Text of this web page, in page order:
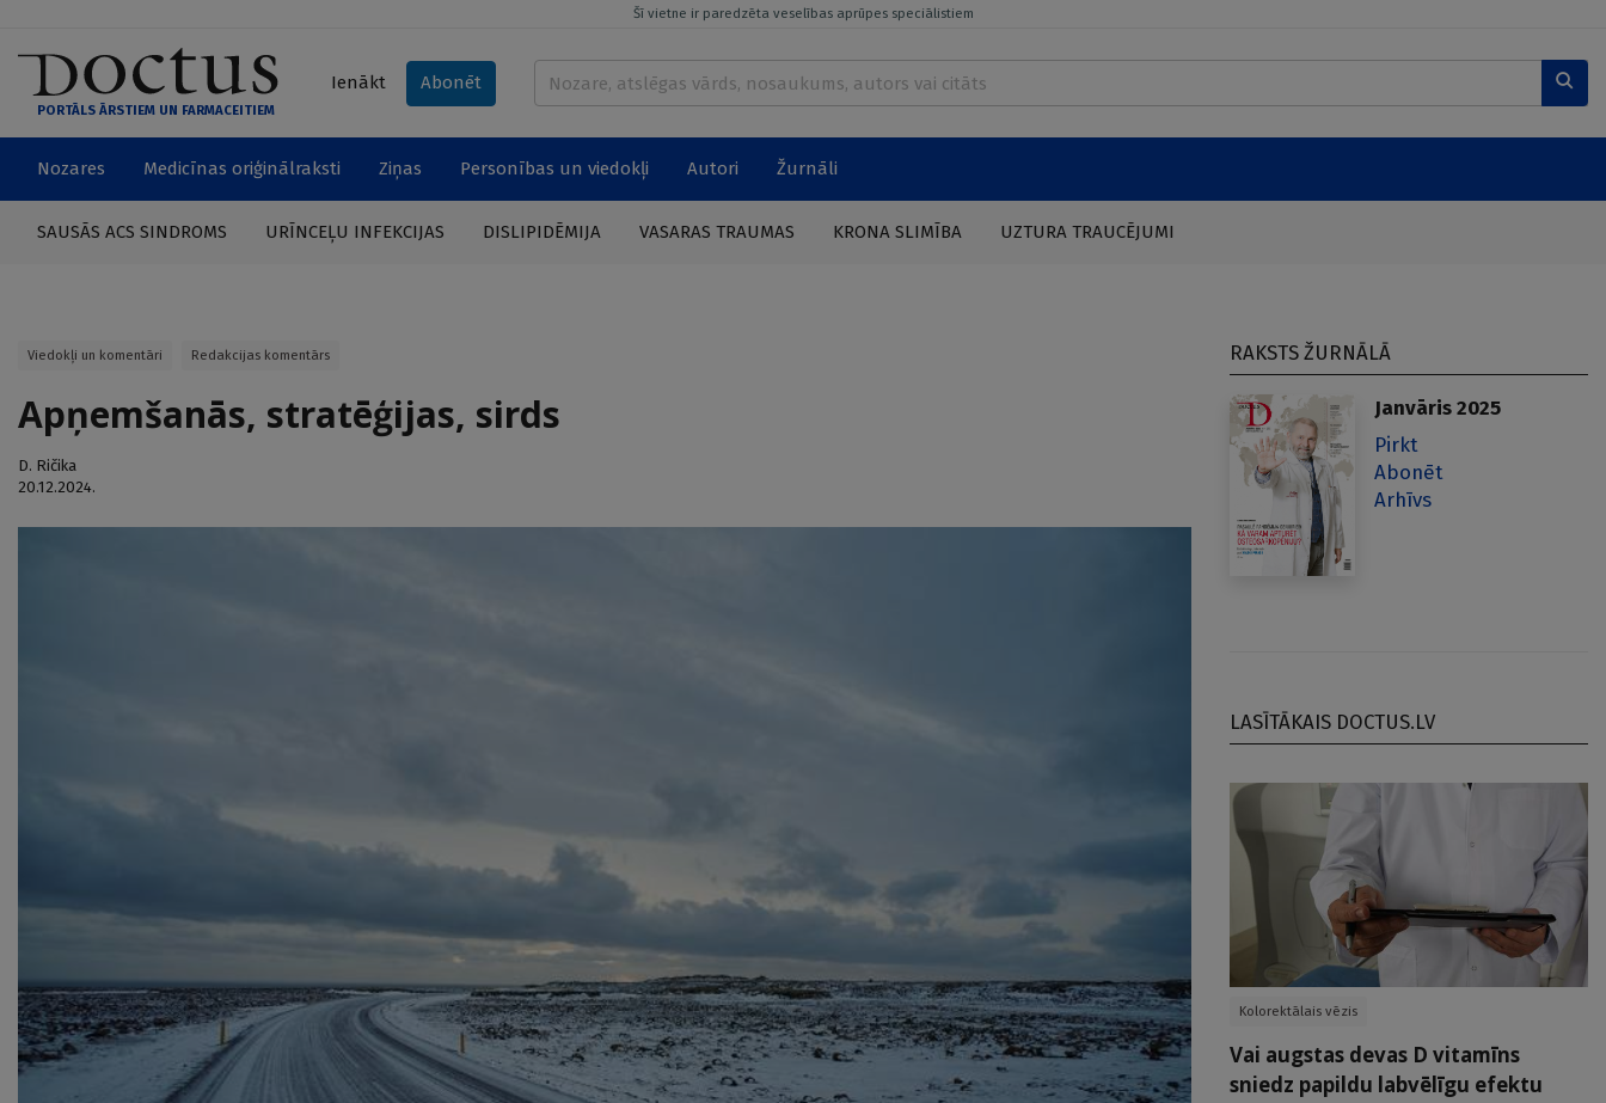
Šī vietne ir paredzēta veselības aprūpes speciālistiem
PORTĀLS ĀRSTIEM UN FARMACEITIEM
Ienākt Abonēt
Nozares Medicīnas oriģinālraksti Ziņas Personības un viedokļi Autori Žurnāli
SAUSĀS ACS SINDROMS URĪNCEĻU INFEKCIJAS DISLIPIDĒMIJA VASARAS TRAUMAS KRONA SLIMĪBA UZTURA TRAUCĒJUMI
Viedokļi un komentāri Redakcijas komentārs
Apņemšanās, stratēģijas, sirds
D. Ričika
20.12.2024.
RAKSTS ŽURNĀLĀ
Janvāris 2025
Pirkt
Abonēt
Arhīvs
LASĪTĀKAIS DOCTUS.LV
Kolorektālais vēzis
Vai augstas devas D vitamīns
sniedz papildu labvēlīgu efektu